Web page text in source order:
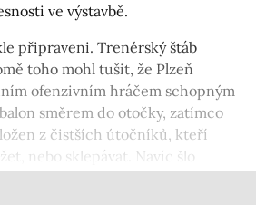
ve výstavbě.
připraveni. Trenérský štáb
toho mohl tušit, že Plzeň
ofenzivním hráčem schopným
směrem do otočky, zatímco
z čistších útočníků, kteří
nebo sklepávat. Navíc šlo